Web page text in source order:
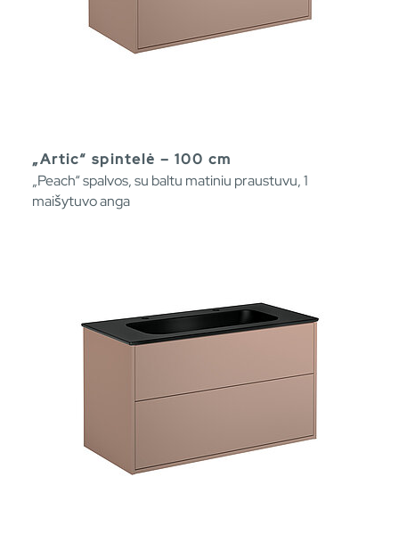
„Artic“ spintelė – 100 cm
„Peach“ spalvos, su baltu matiniu praustuvu, 1
maišytuvo anga